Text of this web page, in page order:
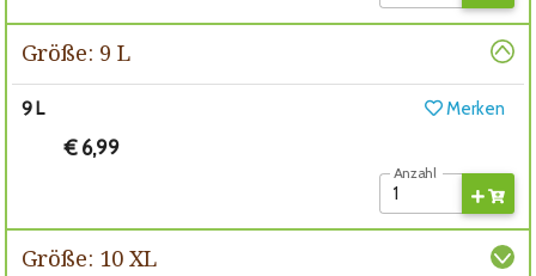
Größe: 9 L
9 L Merken
€ 6,99
Anzahl
Größe: 10 XL